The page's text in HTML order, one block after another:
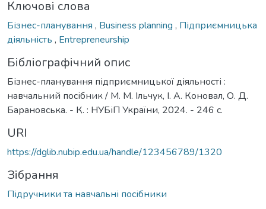
Ключові слова
Бізнес-планування , Business planning , Підприємницька
діяльність , Entrepreneurship
Бібліографічний опис
Бізнес-планування підприємницької діяльності :
навчальний посібник / М. М. Ільчук, І. А. Коновал, О. Д.
Барановська. - К. : НУБіП України, 2024. - 246 с.
URI
https://dglib.nubip.edu.ua/handle/123456789/1320
Зібрання
Підручники та навчальні посібники